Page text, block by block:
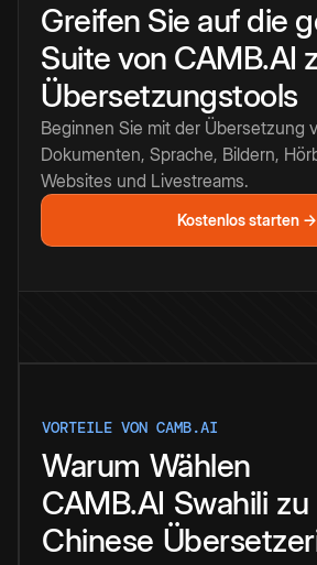
Greifen Sie auf die
Suite von CAMB.AI
Übersetzungstools
Beginnen Sie mit der Übersetzung
Dokumenten, Sprache, Bildern,
Websites und Livestreams.
Kostenlos starten →
VORTEILE VON CAMB.AI
Warum Wählen
CAMB.AI Swahili zu
Chinese